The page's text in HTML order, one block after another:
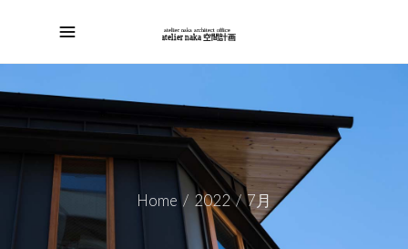
Home/ 2022/7月